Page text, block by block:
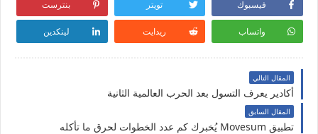
فيسبوك تويتر بنترست
واتساب ريدايت لينكدين
المقال التالي
أكادير يعرف التسول بعد الحرب العالمية الثانية
المقال السابق
تطبيق Movesum يُخبرك كم عدد الخطوات لحرق ما تأكله